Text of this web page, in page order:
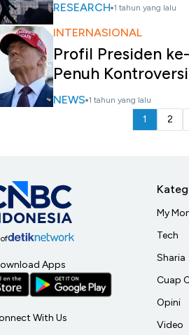
RESEARCH 1 tahun yang lalu
INTERNASIONAL
Profil Presiden
Penuh Kontroversi
NEWS 1 tahun yang lalu
1 2
Apps
With Us
My
Tech
Sharia
Cuap
Opini
Video